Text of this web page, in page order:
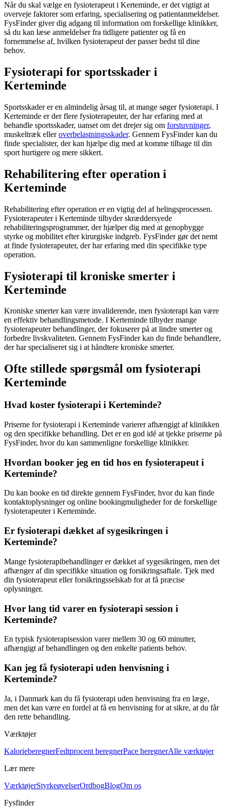
Når du skal vælge en fysioterapeut i Kerteminde, er det vigtigt at
overveje faktorer som erfaring, specialisering og patientanmeldelser.
FysFinder giver dig adgang til information om forskellige klinikker,
så du kan læse anmeldelser fra tidligere patienter og få en
fornemmelse af, hvilken fysioterapeut der passer bedst til dine
behov.
Fysioterapi for sportsskader i
Kerteminde
Sportsskaderer en almindelig årsag til, at mange søgerfysioterapi. I
Kerteminde er der flere fysioterapeuter, der har erfaring med at
behandle sportsskader, uanset om det drejer sig om forstuvninger,
muskeltræk elleroverbelastningsskader. Gennem FysFinder kan du
finde specialister, der kan hjælpe dig med at komme tilbage til din
sport hurtigere og mere sikkert.
Rehabilitering efter operation i
Kerteminde
Rehabilitering efter operation er en vigtig del af helingsprocessen.
Fysioterapeuter i Kerteminde tilbyder skræddersyede
rehabiliteringsprogrammer, der hjælper dig med at genopbygge
styrke og mobilitet efter kirurgiske indgreb. FysFinder gør det nemt
at finde fysioterapeuter, der har erfaring med din specifikke type
operation.
Fysioterapi til kroniske smerter i
Kerteminde
Kroniske smerterkan være invaliderende, men fysioterapi kan være
en effektiv behandlingsmetode. I Kerteminde tilbyder mange
fysioterapeuter behandlinger, der fokuserer på at lindre smerter og
forbedre livskvaliteten. Gennem FysFinder kan du finde behandlere,
der har specialiseret sig i at håndtere kroniske smerter.
Ofte stillede spørgsmål om fysioterapi
Kerteminde
Hvad koster fysioterapi i Kerteminde?
Priserne forfysioterapi i Kerteminde varierer afhængigt af klinikken
og den specifikke behandling. Det er en god idé at tjekke priserne på
FysFinder, hvor du kan sammenligne forskellige klinikker.
Hvordan booker jeg en tid hos en fysioterapeut i
Kerteminde?
Du kan booke en tid direkte gennem FysFinder, hvor du kan finde
kontaktoplysninger og online bookingmuligheder for de forskellige
fysioterapeuter i Kerteminde.
Er fysioterapi dækket af sygesikringen i
Kerteminde?
Mange fysioterapibehandlinger er dækket af sygesikringen, men det
afhænger af din specifikke situation og forsikringsaftale. Tjek med
din fysioterapeut eller forsikringsselskab for at få præcise
oplysninger.
Hvor lang tid varer en fysioterapi session i
Kerteminde?
En typisk fysioterapisession varer mellem 30 og 60 minutter,
afhængigt af behandlingen og den enkelte patients behov.
Kan jeg få fysioterapi uden henvisning i
Kerteminde?
Ja, i Danmark kan du få fysioterapi uden henvisning fra en læge,
men det kan være en fordel at få en henvisning for at sikre, at du får
den rette behandling.
Værktøjer
KalorieberegnerFedtprocent beregnerPace beregnerAlle værktøjer
Lær mere
VærktøjerStyrkeøvelserOrdbogBlogOm os
Fysfinder